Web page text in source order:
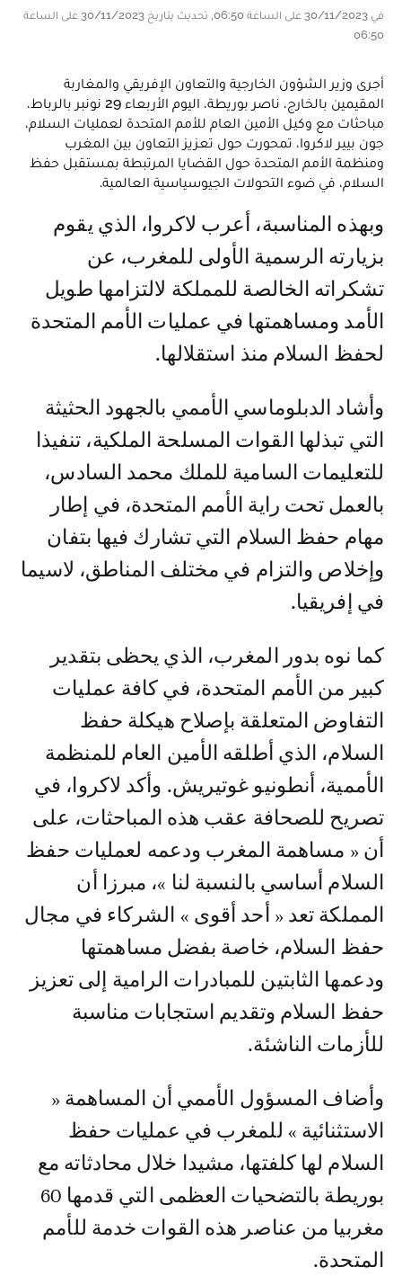
في 30/11/2023 على الساعة 06:50, تحديث بتاريخ 30/11/2023 على الساعة
06:50
أجرى وزير الشؤون الخارجية والتعاون الإفريقي والمغاربة
المقيمين بالخارج، ناصر بوريطة، اليوم الأربعاء 29 نونبر بالرباط،
مباحثات مع وكيل الأمين العام للأمم المتحدة لعمليات السلام،
جون بيير لاكروا، تمحورت حول تعزيز التعاون بين المغرب
ومنظمة الأمم المتحدة حول القضايا المرتبطة بمستقبل حفظ
السلام، في ضوء التحولات الجيوسياسية العالمية.
وبهذه المناسبة، أعرب لاكروا، الذي يقوم
بزيارته الرسمية الأولى للمغرب، عن
تشكراته الخالصة للمملكة لالتزامها طويل
الأمد ومساهمتها في عمليات الأمم المتحدة
لحفظ السلام منذ استقلالها.
وأشاد الدبلوماسي الأممي بالجهود الحثيثة
التي تبذلها القوات المسلحة الملكية، تنفيذا
للتعليمات السامية للملك محمد السادس،
بالعمل تحت راية الأمم المتحدة، في إطار
مهام حفظ السلام التي تشارك فيها بتفان
وإخلاص والتزام في مختلف المناطق، لاسيما
في إفريقيا.
كما نوه بدور المغرب، الذي يحظى بتقدير
كبير من الأمم المتحدة، في كافة عمليات
التفاوض المتعلقة بإصلاح هيكلة حفظ
السلام، الذي أطلقه الأمين العام للمنظمة
الأممية، أنطونيو غوتيريش. وأكد لاكروا، في
تصريح للصحافة عقب هذه المباحثات، على
أن « مساهمة المغرب ودعمه لعمليات حفظ
السلام أساسي بالنسبة لنا »، مبرزا أن
المملكة تعد « أحد أقوى » الشركاء في مجال
حفظ السلام، خاصة بفضل مساهمتها
ودعمها الثابتين للمبادرات الرامية إلى تعزيز
حفظ السلام وتقديم استجابات مناسبة
للأزمات الناشئة.
وأضاف المسؤول الأممي أن المساهمة «
الاستثنائية » للمغرب في عمليات حفظ
السلام لها كلفتها، مشيدا خلال محادثاته مع
بوريطة بالتضحيات العظمى التي قدمها 60
مغربيا من عناصر هذه القوات خدمة للأمم
المتحدة.